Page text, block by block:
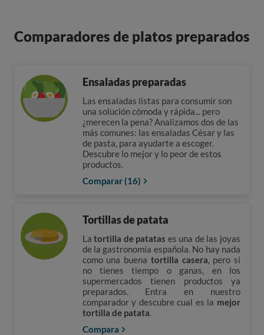
Comparadores de platos preparados
Ensaladas preparadas
Las ensaladas listas para consumir son
una solución cómoda y rápida... pero
¿merecen la pena? Analizamos dos de las
más comunes: las ensaladas César y las
de pasta, para ayudarte a escoger.
Descubre lo mejor y lo peor de estos
productos.
Comparar (16)
Tortillas de patata
Latortilla de patatas es una de las joyas
de la gastronomía española. No hay nada
como una buena tortilla casera, pero si
no tienes tiempo o ganas, en los
supermercados tienen productos ya
preparados. Entra en nuestro
comparador y descubre cual es la mejor
tortilla de patata.
Compara